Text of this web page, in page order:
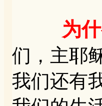
为
们，主耶
我们还有